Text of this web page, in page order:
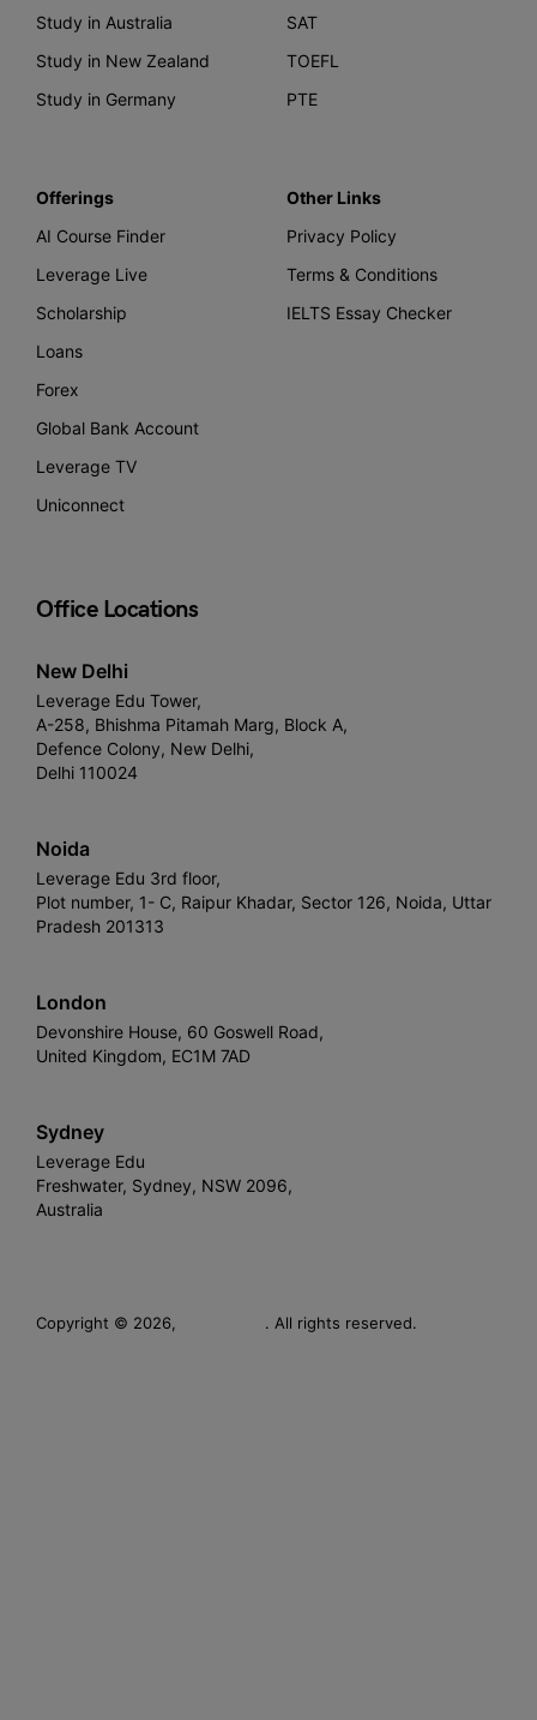
Study in Australia
Study in New Zealand
Study in Germany
SAT
TOEFL
PTE
Offerings
AI Course Finder
Leverage Live
Scholarship
Loans
Forex
Global Bank Account
Leverage TV
Uniconnect
Other Links
Privacy Policy
Terms & Conditions
IELTS Essay Checker
Office Locations
New Delhi
Leverage Edu Tower,
A-258, Bhishma Pitamah Marg, Block A,
Defence Colony, New Delhi,
Delhi 110024
Noida
Leverage Edu 3rd floor,
Plot number, 1- C, Raipur Khadar, Sector 126, Noida, Uttar
Pradesh 201313
London
Devonshire House, 60 Goswell Road,
United Kingdom, EC1M 7AD
Sydney
Leverage Edu
Freshwater, Sydney, NSW 2096,
Australia
Copyright © 2026, . All rights reserved.